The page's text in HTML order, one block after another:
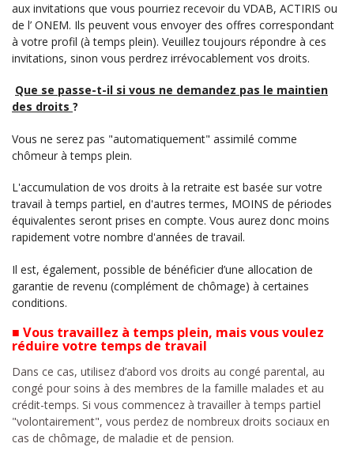
aux invitations que vous pourriez recevoir du VDAB, ACTIRIS ou
de l’ ONEM. Ils peuvent vous envoyer des offres correspondant
à votre profil (à temps plein). Veuillez toujours répondre à ces
invitations, sinon vous perdrez irrévocablement vos droits.
Que se passe-t-il si vous ne demandez pas le maintien
des droits ?
Vous ne serez pas "automatiquement" assimilé comme
chômeur à temps plein.
L'accumulation de vos droits à la retraite est basée sur votre
travail à temps partiel, en d'autres termes, MOINS de périodes
équivalentes seront prises en compte. Vous aurez donc moins
rapidement votre nombre d'années de travail.
Il est, également, possible de bénéficier d’une allocation de
garantie de revenu (complément de chômage) à certaines
conditions.
■ Vous travaillez à temps plein, mais vous voulez
réduire votre temps de travail
Dans ce cas, utilisez d’abord vos droits au congé parental, au
congé pour soins à des membres de la famille malades et au
crédit-temps. Si vous commencez à travailler à temps partiel
"volontairement", vous perdez de nombreux droits sociaux en
cas de chômage, de maladie et de pension.